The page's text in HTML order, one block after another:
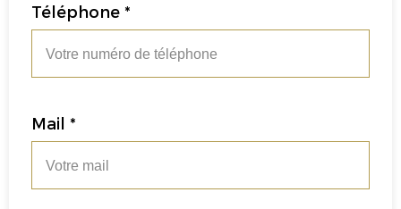
Téléphone *
Mail *